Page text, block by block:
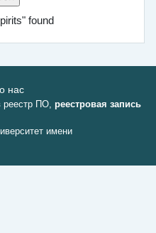
found
нас
реестр ПО, реестровая запись
имени